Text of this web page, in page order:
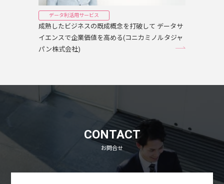
データ利活用サービス
成熟したビジネスの既成概念を打破して データサ
イエンスで企業価値を高める(コニカミノルタジャ
パン株式会社)
CONTACT
お問合せ